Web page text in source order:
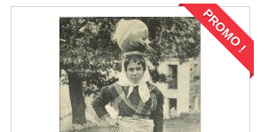
PROMO !